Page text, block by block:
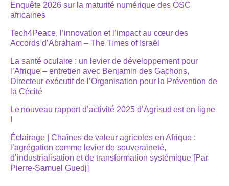
Enquête 2026 sur la maturité numérique des OSC
africaines
Tech4Peace, l’innovation et l’impact au cœur des
Accords d’Abraham – The Times of Israël
La santé oculaire : un levier de développement pour
l’Afrique – entretien avec Benjamin des Gachons,
Directeur exécutif de l’Organisation pour la Prévention de
la Cécité
Le nouveau rapport d’activité 2025 d’Agrisud est en ligne
!
Éclairage | Chaînes de valeur agricoles en Afrique :
l’agrégation comme levier de souveraineté,
d’industrialisation et de transformation systémique [Par
Pierre-Samuel Guedj]